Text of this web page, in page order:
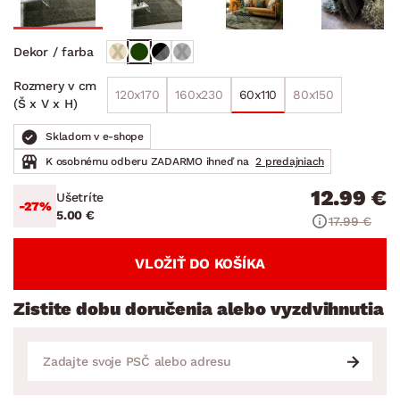
Dekor / farba
Rozmery v cm
(Š x V x H)
120x170 160x230 60x110 80x150
Skladom v e-shope
K osobnému odberu ZADARMO ihneď na 2 predajniach
-27%
Ušetríte
5.00 €
12.99 €
17.99 €
VLOŽIŤ DO KOŠÍKA
Zistite dobu doručenia alebo vyzdvihnutia